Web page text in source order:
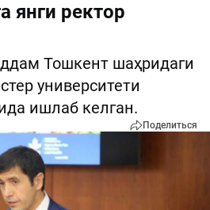
янги ректор
Тошкент шаҳридаги
университети
ишлаб келган.
Поделиться